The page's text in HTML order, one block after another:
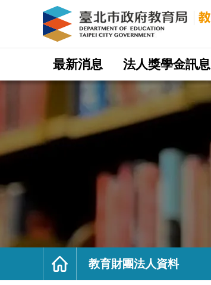
文
｜
團
法
網
最新消息 法人獎學金訊息
首
教育財團法人資料